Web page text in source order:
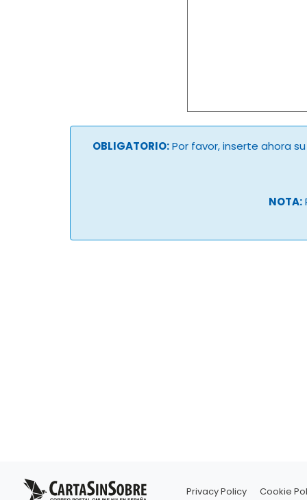
OBLIGATORIO:Por favor, inserte ahora su
NOTA:
Privacy Policy Cookie